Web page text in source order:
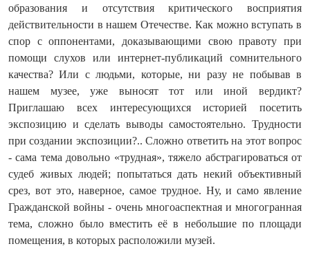
образования и отсутствия критического восприятия
действительности в нашем Отечестве. Как можно вступать в
спор с оппонентами, доказывающими свою правоту при
помощи слухов или интернет‑публикаций сомнительного
качества? Или с людьми, которые, ни разу не побывав в
нашем музее, уже выносят тот или иной вердикт?
Приглашаю всех интересующихся историей посетить
экспозицию и сделать выводы самостоятельно. Трудности
при создании экспозиции?.. Сложно ответить на этот вопрос
- сама тема довольно «трудная», тяжело абстрагироваться от
судеб живых людей; попытаться дать некий объективный
срез, вот это, наверное, самое трудное. Ну, и само явление
Гражданской войны - очень многоаспектная и многогранная
тема, сложно было вместить её в небольшие по площади
помещения, в которых расположили музей.